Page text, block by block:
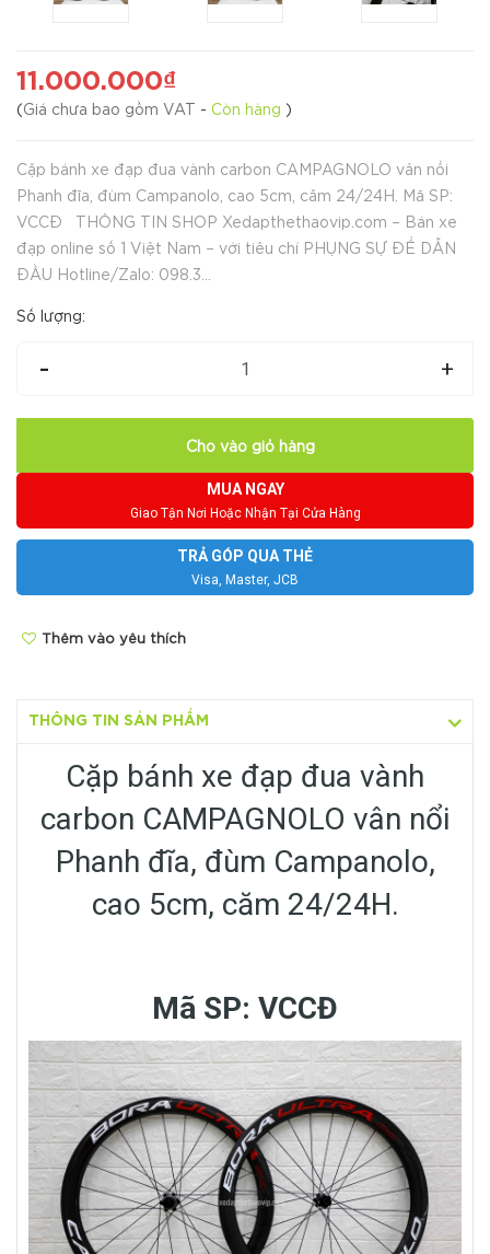
11.000.000₫
( Giá chưa bao gồm VAT - Còn hàng )
Cặp bánh xe đạp đua vành carbon CAMPAGNOLO vân nổi
Phanh đĩa, đùm Campanolo, cao 5cm, căm 24/24H. Mã SP:
VCCĐ THÔNG TIN SHOP Xedapthethaovip.com – Bán xe
đạp online số 1 Việt Nam – với tiêu chí PHỤNG SỰ ĐỂ DẪN
ĐẦU Hotline/Zalo: 098.3...
Số lượng:
- +
Cho vào giỏ hàng
MUA NGAY
Giao Tận Nơi Hoặc Nhận Tại Cửa Hàng
TRẢ GÓP QUA THẺ
Visa, Master, JCB
Thêm vào yêu thích
THÔNG TIN SẢN PHẨM
Cặp bánh xe đạp đua vành
carbon CAMPAGNOLO vân nổi
Phanh đĩa, đùm Campanolo,
cao 5cm, căm 24/24H.
Mã SP: VCCĐ